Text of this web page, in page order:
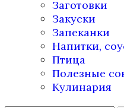
Заготовки
Закуски
Запеканки
Напитки,
Птица
Полезные
Кулинария